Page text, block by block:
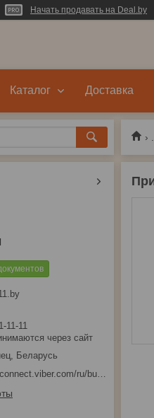
Начать продавать на Deal.by
Каталог Доставка
11-11
через сайт
Беларусь
ru/business/1d480fbc-bd61-11ef-8513-eab83dfd23fa